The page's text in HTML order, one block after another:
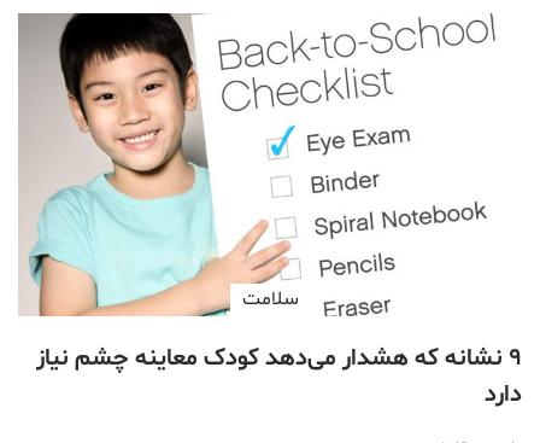
سلامت
۹ نشانه که هشدار می‌دهد کودک معاینه چشم نیاز
دارد